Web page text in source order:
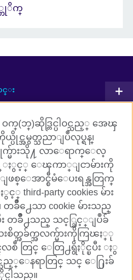
တုိက္
င္း
ားျခင္း
TikTok
(ဘ္)ဆိုဒ္တြင္ပါဝင္သည့္ အေၾ
င္အမွတ္သညာျပဳလုပ္ရန္၊
က္မ်ားသို႔ လာေရာက္ေလ့
န္ ႏွင့္ ေၾကာ္ျငာမ်ားကို
ေအာင္စီမံေပးရန္အတြက္
င့္ third-party cookies မ်ား
ခ်ိဳ႕ေသာ cookie မ်ားသည္
ၿပီး တခ်ိဳ႕သည္ သင့္ခြင့္ျပဳခ်
စိတ္အခ်က္အလက္မ်ားကိုကြၽႏ္ု
လစီ တြင္ ေတြ႕ရွိႏိုင္ၿပီး ႏွ
သည့္ေနရာတြင္ သင္ ေ႐ြးခ်
ပါသည္။